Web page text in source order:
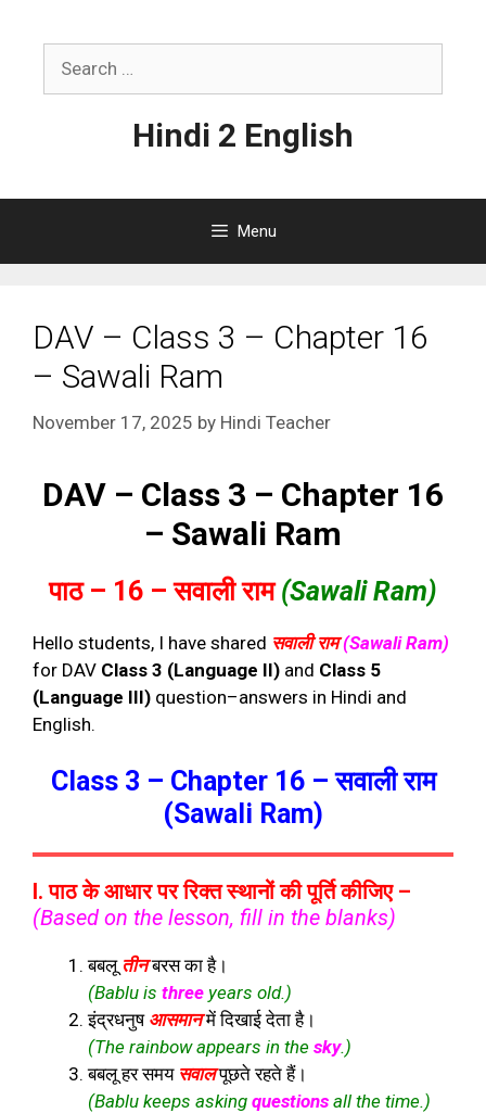
Hindi 2 English
Menu
DAV – Class 3 – Chapter 16
– Sawali Ram
November 17, 2025 by Hindi Teacher
DAV – Class 3 – Chapter 16
– Sawali Ram
पाठ – 16 – सवाली राम(Sawali Ram)
Hello students, I have shared सवाली राम(Sawali Ram)
for DAV Class 3 (Language II) and Class 5
(Language III) question–answers in Hindi and
English.
Class 3 – Chapter 16 – सवाली राम
(Sawali Ram)
I. पाठ के आधार पर रिक्त स्थानों की पूर्ति कीजिए –
(Based on the lesson, fill in the blanks)
बबलू तीनबरस का है।
(Bablu is three years old.)
इंद्रधनुष आसमानमें दिखाई देता है।
(The rainbow appears in the sky.)
बबलू हर समय सवालपूछते रहते हैं।
(Bablu keeps asking questions all the time.)